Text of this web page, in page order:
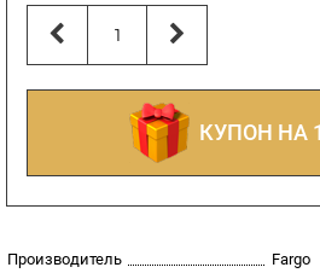
КУПОН НА
Производитель
Fargo